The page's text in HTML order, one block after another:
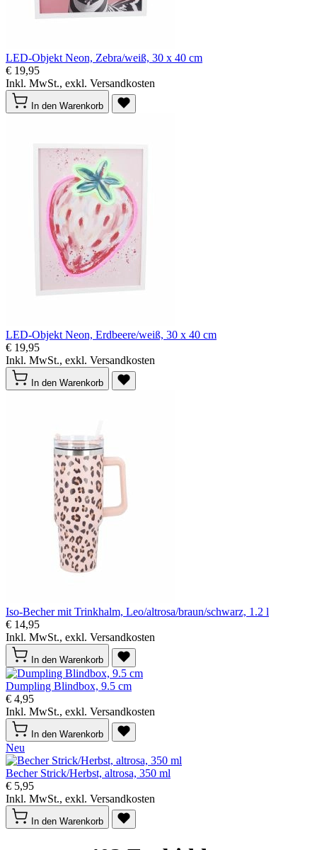
LED-Objekt Neon, Zebra/weiß, 30 x 40 cm
€ 19,95
Inkl. MwSt., exkl. Versandkosten
In den Warenkorb
LED-Objekt Neon, Erdbeere/weiß, 30 x 40 cm
€ 19,95
Inkl. MwSt., exkl. Versandkosten
In den Warenkorb
Iso-Becher mit Trinkhalm, Leo/altrosa/braun/schwarz, 1.2 l
€ 14,95
Inkl. MwSt., exkl. Versandkosten
In den Warenkorb
Dumpling Blindbox, 9.5 cm
€ 4,95
Inkl. MwSt., exkl. Versandkosten
In den Warenkorb
Neu
Becher Strick/Herbst, altrosa, 350 ml
€ 5,95
Inkl. MwSt., exkl. Versandkosten
In den Warenkorb